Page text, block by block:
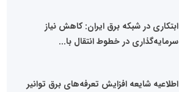
ابتکاری در شبکه برق ایران: کاهش نیاز
سرمایه‌گذاری در خطوط انتقال با...
اطلاعیه شایعه افزایش تعرفه‌های برق توانیر